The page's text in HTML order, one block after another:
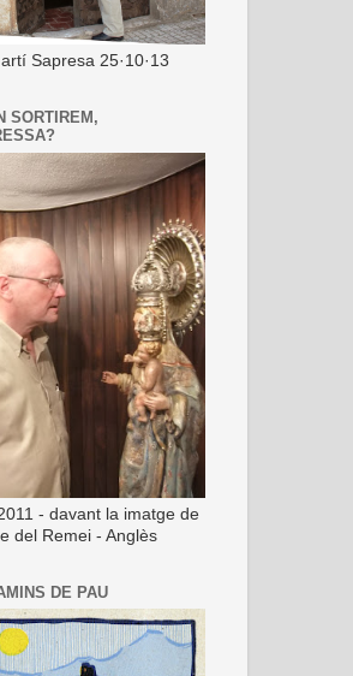
Sapresa 25·10·13
SORTIREM,
- davant la imatge de
del Remei - Anglès
DE PAU